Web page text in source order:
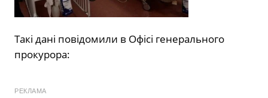
Такі дані повідомили в Офісі генерального
прокурора:
РЕКЛАМА